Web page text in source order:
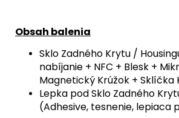
Obsah balenia
Sklo Zadného Krytu /
nabíjanie + NFC + Blesk +
Magnetický Krúžok + Sklíčka
Lepka pod Sklo Zadného
(Adhesive, tesnenie, lepiaca